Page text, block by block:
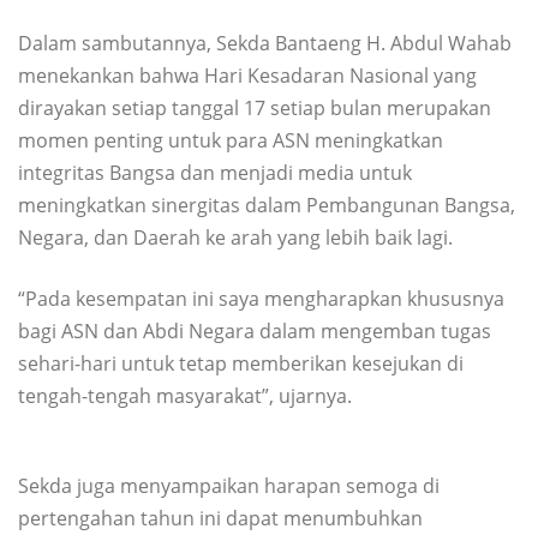
Dalam sambutannya, Sekda Bantaeng H. Abdul Wahab
menekankan bahwa Hari Kesadaran Nasional yang
dirayakan setiap tanggal 17 setiap bulan merupakan
momen penting untuk para ASN meningkatkan
integritas Bangsa dan menjadi media untuk
meningkatkan sinergitas dalam Pembangunan Bangsa,
Negara, dan Daerah ke arah yang lebih baik lagi.
“Pada kesempatan ini saya mengharapkan khususnya
bagi ASN dan Abdi Negara dalam mengemban tugas
sehari-hari untuk tetap memberikan kesejukan di
tengah-tengah masyarakat”, ujarnya.
Sekda juga menyampaikan harapan semoga di
pertengahan tahun ini dapat menumbuhkan